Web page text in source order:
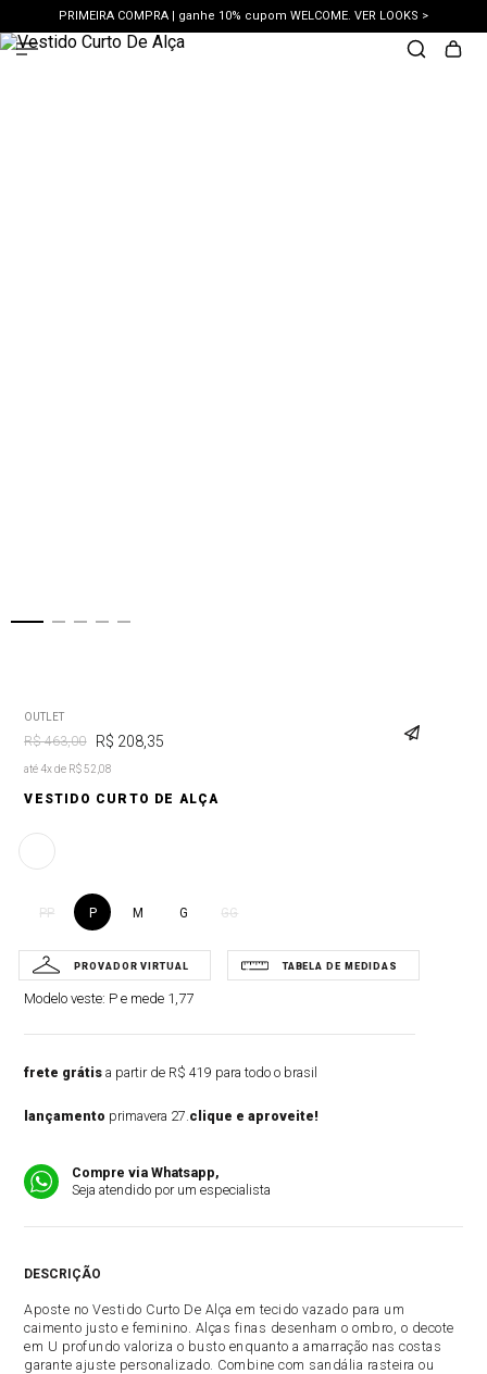
PRIMEIRA COMPRA | ganhe 10% cupom WELCOME. VER LOOKS >
PIX | 5% off no pix à vista. APROVEITAR >
OUTLET
R$ 463,00 R$ 208 35
até 4x de R$ 52,08
VESTIDO CURTO DE ALÇA
PP P M G GG
Modelo veste: P e mede 1,77
frete grátis a partir de R$ 419 para todo o brasil
lançamento primavera 27.clique e aproveite!
Compre via Whatsapp,
Seja atendido por um especialista
DESCRIÇÃO
Aposte no Vestido Curto De Alça em tecido vazado para um
caimento justo e feminino. Alças finas desenham o ombro, o decote
em U profundo valoriza o busto enquanto a amarração nas costas
garante ajuste personalizado. Combine com sandália rasteira ou